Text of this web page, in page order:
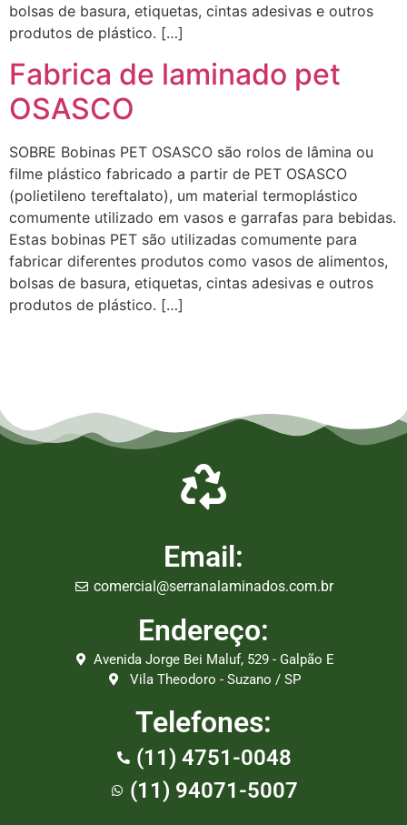
bolsas de basura, etiquetas, cintas adesivas e outros
produtos de plástico. […]
Fabrica de laminado pet
OSASCO
SOBRE Bobinas PET OSASCO são rolos de lâmina ou
filme plástico fabricado a partir de PET OSASCO
(polietileno tereftalato), um material termoplástico
comumente utilizado em vasos e garrafas para bebidas.
Estas bobinas PET são utilizadas comumente para
fabricar diferentes produtos como vasos de alimentos,
bolsas de basura, etiquetas, cintas adesivas e outros
produtos de plástico. […]
Email:
comercial@serranalaminados.com.br
Endereço:
Avenida Jorge Bei Maluf, 529 - Galpão E
Vila Theodoro - Suzano / SP
Telefones:
(11) 4751-0048
(11) 94071-5007